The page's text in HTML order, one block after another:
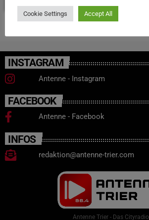
INSTAGRAM
Antenne - Instagram
FACEBOOK
Antenne - Facebook
INFOS
redaktion@antenne-trier.com
Antenne Trier - Das Cityradio
Cookie Settings Accept All